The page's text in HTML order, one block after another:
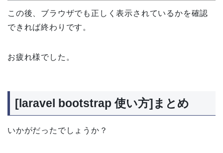
この後、ブラウザでも正しく表示されているかを確認
できれば終わりです。
お疲れ様でした。
[laravel bootstrap 使い方]まとめ
いかがだったでしょうか？